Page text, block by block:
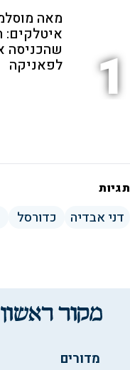
1
מאה
איטלקים:
שהכניסה
לפאניקה
תגיות
דני אבדיה כדורסל
מדורים